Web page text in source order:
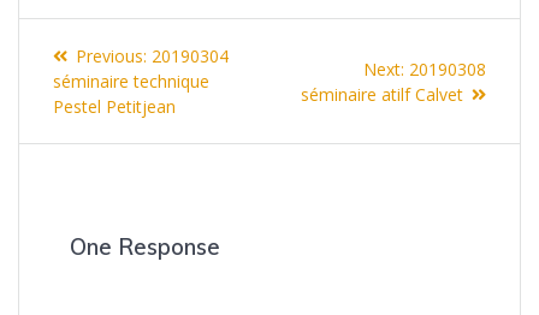
Navigation
de
l’article
Previous: Previous
post:
20190304
séminaire technique
Pestel Petitjean
Next: Next
post:
20190308
séminaire atilf Calvet
One Response